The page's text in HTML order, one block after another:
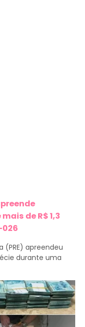
de R$ 1,3
(PRE) apreendeu
durante uma